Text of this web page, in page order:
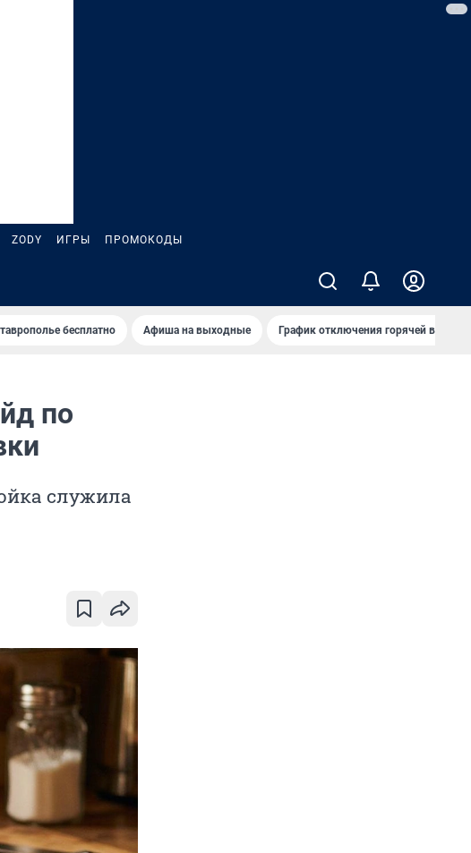
ZODY ИГРЫ ПРОМОКОДЫ
бесплатно Афиша на выходные График отключения горячей воды в
по
служила